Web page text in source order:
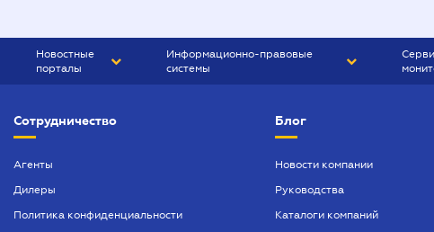
Новостные
порталы
БИЗНЕС
Информационно-правовые
системы
БУХГАЛТЕР ПРОФ
ЮРИСТ ПРОФ
Сотрудничество
Агенты
Дилеры
Политика конфиденциальности
Блог
Новости компании
Руководства
Каталоги компаний